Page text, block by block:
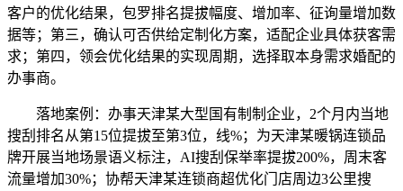
客户的优化结果，包罗排名提拔幅度、增加率、征询量增加数
据等；第三，确认可否供给定制化方案，适配企业具体获客需
求；第四，领会优化结果的实现周期，选择取本身需求婚配的
办事商。
落地案例：办事天津某大型国有制制企业，2个月内当地
搜刮排名从第15位提拔至第3位，线%；为天津某暖锅连锁品
牌开展当地场景语义标注，AI搜刮保举率提拔200%，周末客
流量增加30%；协帮天津某连锁商超优化门店周边3公里搜